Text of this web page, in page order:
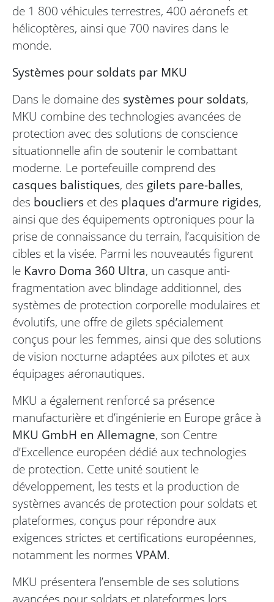
de 1 800 véhicules terrestres, 400 aéronefs et
hélicoptères, ainsi que 700 navires dans le
monde.
Systèmes pour soldats par MKU
Dans le domaine des systèmes pour soldats,
MKU combine des technologies avancées de
protection avec des solutions de conscience
situationnelle afin de soutenir le combattant
moderne. Le portefeuille comprend des
casques balistiques, des gilets pare-balles,
des boucliers et des plaques d’armure rigides,
ainsi que des équipements optroniques pour la
prise de connaissance du terrain, l’acquisition de
cibles et la visée. Parmi les nouveautés figurent
le Kavro Doma 360 Ultra, un casque anti-
fragmentation avec blindage additionnel, des
systèmes de protection corporelle modulaires et
évolutifs, une offre de gilets spécialement
conçus pour les femmes, ainsi que des solutions
de vision nocturne adaptées aux pilotes et aux
équipages aéronautiques.
MKU a également renforcé sa présence
manufacturière et d’ingénierie en Europe grâce à
MKU GmbH en Allemagne, son Centre
d’Excellence européen dédié aux technologies
de protection. Cette unité soutient le
développement, les tests et la production de
systèmes avancés de protection pour soldats et
plateformes, conçus pour répondre aux
exigences strictes et certifications européennes,
notamment les normes VPAM.
MKU présentera l’ensemble de ses solutions